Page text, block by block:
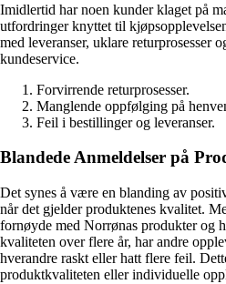
Imidlertid har noen kunder klaget på
utfordringer knyttet til
med leveranser, uklare returprosesser
kundeservice.
Forvirrende returprosesser.
Manglende oppfølging på
Feil i bestillinger og leveranser.
Blandede Anmeldelser på
Det synes å være en blanding av
når det gjelder produktenes kvalitet.
fornøyde med Norrønas produkter og
kvaliteten over flere år, har andre
hverandre raskt eller hatt flere feil.
produktkvaliteten eller individuelle